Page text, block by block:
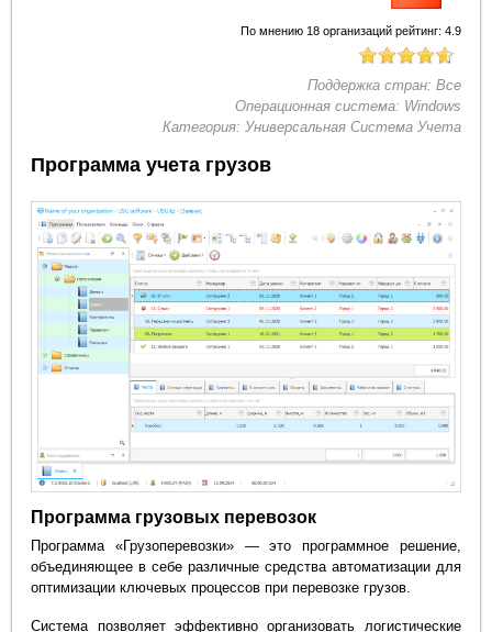
По мнению 18организаций рейтинг: 4.9
Поддержка стран: Все
Операционная система: Windows
Категория: Универсальная Система Учета
Программа учета грузов
Программа грузовых перевозок
Программа «Грузоперевозки» — это программное решение,
объединяющее в себе различные средства автоматизации для
оптимизации ключевых процессов при перевозке грузов.
Система позволяет эффективно организовать логистические